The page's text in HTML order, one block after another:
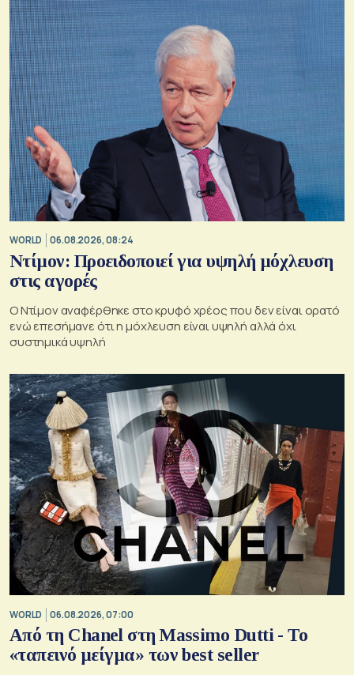
WORLD 06.08.2026, 08:24
Ντίμον: Προειδοποιεί για υψηλή μόχλευση
στις αγορές
Ο Ντίμον αναφέρθηκε στο κρυφό χρέος που δεν είναι ορατό
ενώ επεσήμανε ότι η μόχλευση είναι υψηλή αλλά όχι
συστημικά υψηλή
WORLD 06.08.2026, 07:00
Από τη Chanel στη Massimo Dutti - Το
«ταπεινό μείγμα» των best seller